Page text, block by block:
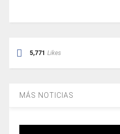
5,771 Likes
MÁS NOTICIAS